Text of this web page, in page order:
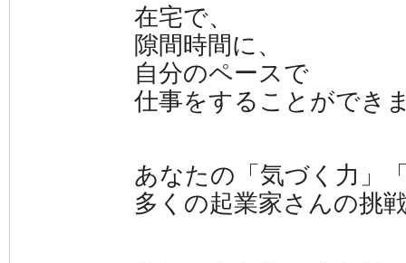
在宅で、
隙間時間に、
自分のペースで
仕事をすることができ
あなたの「気づく力」
多くの起業家さんの挑